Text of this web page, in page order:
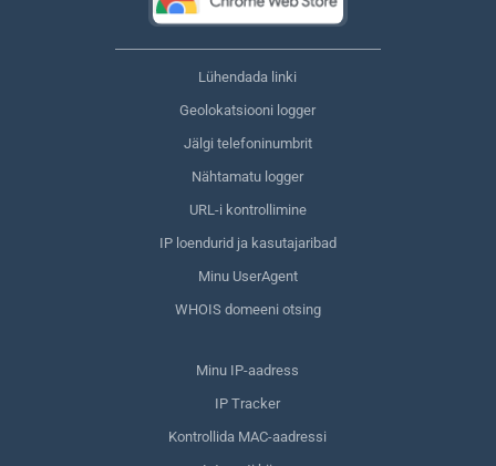
Lühendada linki
Geolokatsiooni logger
Jälgi telefoninumbrit
Nähtamatu logger
URL-i kontrollimine
IP loendurid ja kasutajaribad
Minu UserAgent
WHOIS domeeni otsing
Minu IP-aadress
IP Tracker
Kontrollida MAC-aadressi